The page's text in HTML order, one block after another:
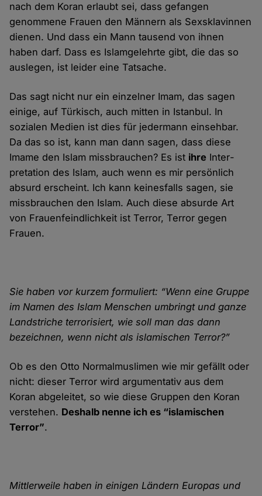
nach dem Koran erlaubt sei, dass gefangen
genommene Frauen den Männern als Sex­sklavinnen
dienen. Und dass ein Mann tausend von ihnen
haben darf. Dass es Islam­gelehrte gibt, die das so
auslegen, ist leider eine Tatsache.
Das sagt nicht nur ein einzelner Imam, das sagen
einige, auf Türkisch, auch mitten in Istanbul. In
sozialen Medien ist dies für jeder­mann einseh­bar.
Da das so ist, kann man dann sagen, dass diese
Imame den Islam miss­brauchen? Es ist ihre Inter­
pretation des Islam, auch wenn es mir persönlich
absurd erscheint. Ich kann keines­falls sagen, sie
miss­brauchen den Islam. Auch diese absurde Art
von Frauen­feind­lichkeit ist Terror, Terror gegen
Frauen.
Sie haben vor kurzem formuliert: “Wenn eine Gruppe
im Namen des Islam Menschen umbringt und ganze
Land­striche terrorisiert, wie soll man das dann
bezeichnen, wenn nicht als islamischen Terror?”
Ob es den Otto Normal­muslimen wie mir gefällt oder
nicht: dieser Terror wird argumentativ aus dem
Koran abge­leitet, so wie diese Gruppen den Koran
ver­stehen. Deshalb nenne ich es “islamischen
Terror”.
Mittlerweile haben in einigen Ländern Europas und